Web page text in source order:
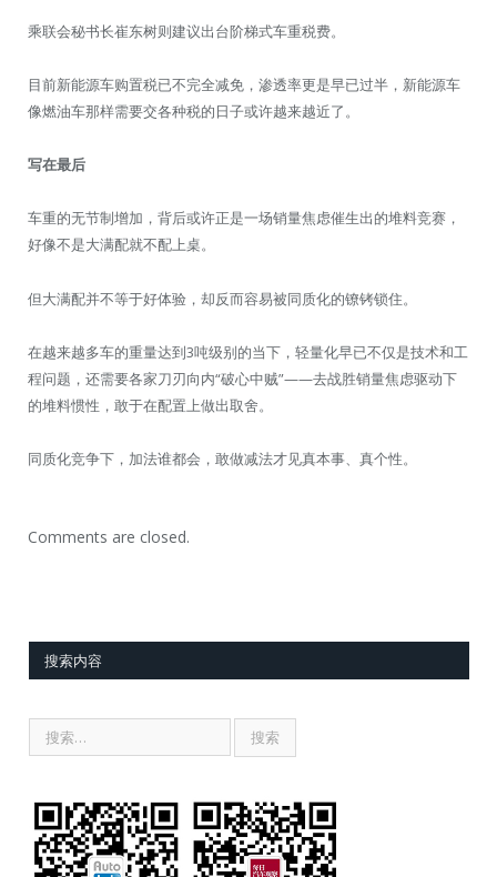
乘联会秘书长崔东树则建议出台阶梯式车重税费。
目前新能源车购置税已不完全减免，渗透率更是早已过半，新能源车
像燃油车那样需要交各种税的日子或许越来越近了。
写在最后
车重的无节制增加，背后或许正是一场销量焦虑催生出的堆料竞赛，
好像不是大满配就不配上桌。
但大满配并不等于好体验，却反而容易被同质化的镣铐锁住。
在越来越多车的重量达到3吨级别的当下，轻量化早已不仅是技术和工
程问题，还需要各家刀刃向内“破心中贼”——去战胜销量焦虑驱动下
的堆料惯性，敢于在配置上做出取舍。
同质化竞争下，加法谁都会，敢做减法才见真本事、真个性。
Comments are closed.
搜索内容